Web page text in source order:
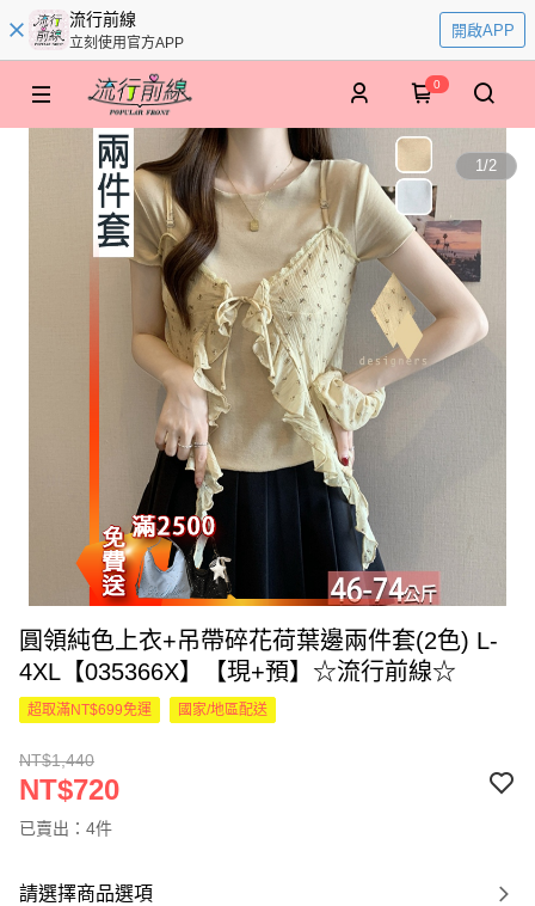
流行前線
立刻使用官方APP
開啟APP
0
1/2
圓領純色上衣+吊帶碎花荷葉邊兩件套(2色) L-
4XL【035366X】【現+預】☆流行前線☆
超取滿NT$699免運 國家/地區配送
NT$1,440
NT$720
已賣出：4件
請選擇商品選項